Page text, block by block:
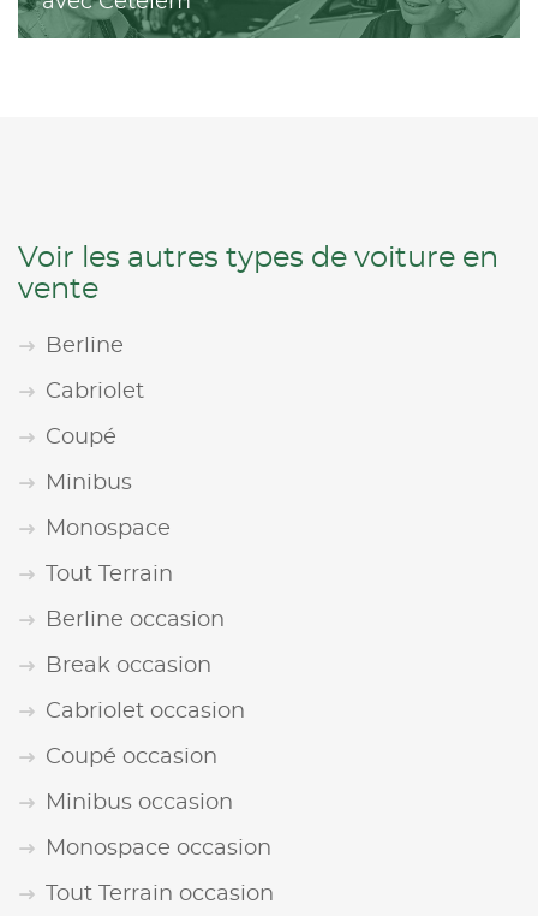
Voir les autres types de voiture en
vente
Berline
Cabriolet
Coupé
Minibus
Monospace
Tout Terrain
Berline occasion
Break occasion
Cabriolet occasion
Coupé occasion
Minibus occasion
Monospace occasion
Tout Terrain occasion